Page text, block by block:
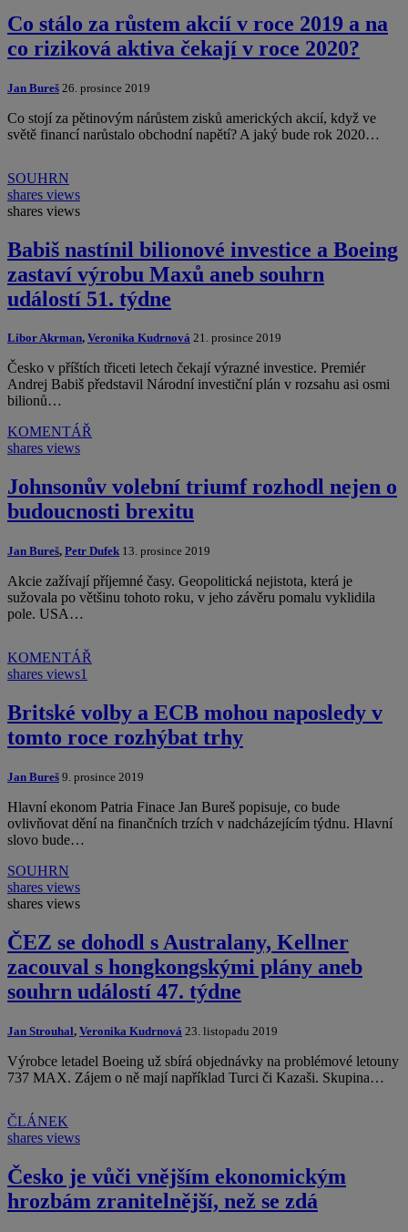
Co stálo za růstem akcií v roce 2019 a na
co riziková aktiva čekají v roce 2020?
Jan Bureš 26. prosince 2019
Co stojí za pětinovým nárůstem zisků amerických akcií, když ve
světě financí narůstalo obchodní napětí? A jaký bude rok 2020…
SOUHRN
shares views
shares views
Babiš nastínil bilionové investice a Boeing
zastaví výrobu Maxů aneb souhrn
událostí 51. týdne
Libor Akrman, Veronika Kudrnová 21. prosince 2019
Česko v příštích třiceti letech čekají výrazné investice. Premiér
Andrej Babiš představil Národní investiční plán v rozsahu asi osmi
bilionů…
KOMENTÁŘ
shares views
Johnsonův volební triumf rozhodl nejen o
budoucnosti brexitu
Jan Bureš, Petr Dufek 13. prosince 2019
Akcie zažívají příjemné časy. Geopolitická nejistota, která je
sužovala po většinu tohoto roku, v jeho závěru pomalu vyklidila
pole. USA…
KOMENTÁŘ
shares views1
Britské volby a ECB mohou naposledy v
tomto roce rozhýbat trhy
Jan Bureš 9. prosince 2019
Hlavní ekonom Patria Finace Jan Bureš popisuje, co bude
ovlivňovat dění na finančních trzích v nadcházejícím týdnu. Hlavní
slovo bude…
SOUHRN
shares views
shares views
ČEZ se dohodl s Australany, Kellner
zacouval s hongkongskými plány aneb
souhrn událostí 47. týdne
Jan Strouhal, Veronika Kudrnová 23. listopadu 2019
Výrobce letadel Boeing už sbírá objednávky na problémové letouny
737 MAX. Zájem o ně mají například Turci či Kazaši. Skupina…
ČLÁNEK
shares views
Česko je vůči vnějším ekonomickým
hrozbám zranitelnější, než se zdá